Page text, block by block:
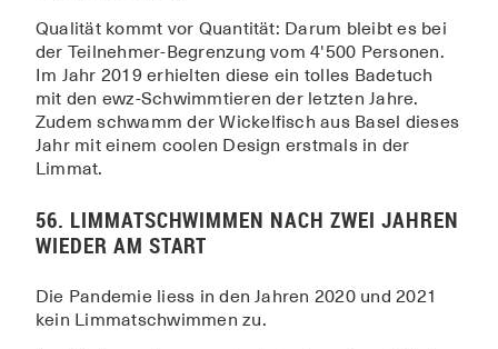
Qualität kommt vor Quantität: Darum bleibt es bei
der Teilnehmer-Begrenzung vom 4'500 Personen.
Im Jahr 2019 erhielten diese ein tolles Badetuch
mit den ewz-Schwimmtieren der letzten Jahre.
Zudem schwamm der Wickelfisch aus Basel dieses
Jahr mit einem coolen Design erstmals in der
Limmat.
56. LIMMATSCHWIMMEN NACH ZWEI JAHREN
WIEDER AM START
Die Pandemie liess in den Jahren 2020 und 2021
kein Limmatschwimmen zu.